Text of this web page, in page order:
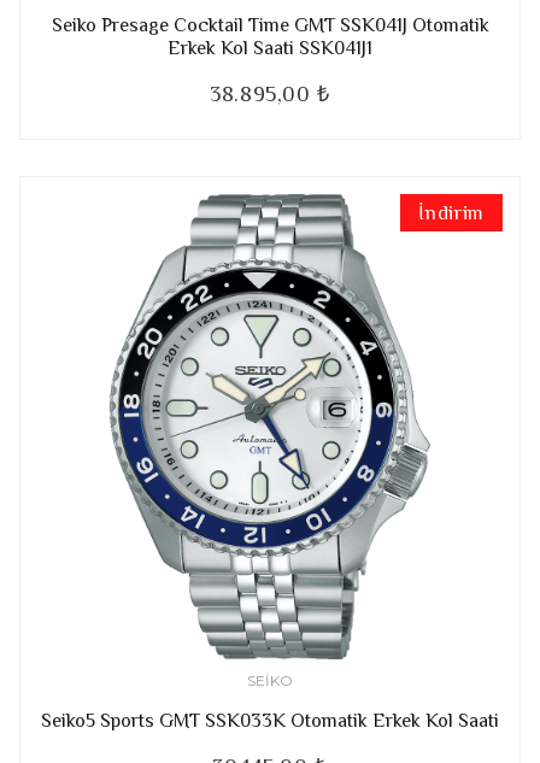
Seiko Presage Cocktail Time GMT SSK041J Otomatik
Erkek Kol Saati SSK041J1
38.895,00 ₺
İndirim
SEIKO
Seiko5 Sports GMT SSK033K Otomatik Erkek Kol Saati